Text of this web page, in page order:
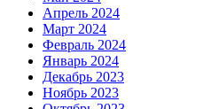
Апрель 2024
Март 2024
Февраль 2024
Январь 2024
Декабрь 2023
Ноябрь 2023